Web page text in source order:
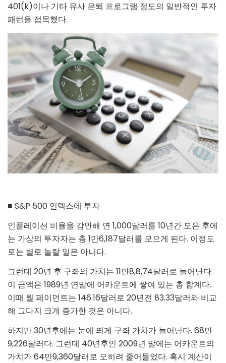
401(k)이나 기타 유사 은퇴 프로그램 정도의 일반적인 투자
패턴을 접목했다.
■ S&P 500 인덱스에 투자
인플레이션 비율을 감안해 연 1,000달러를 10년간 모은 후에
는 가상의 투자자는 총 1만6,187달러를 모으게 된다. 이정도
로는 별로 놀랄 일은 아니다.
그런데 20년 후 구좌의 가치는 11만8,8,74달러로 늘어난다.
이 금액은 1989년 연말에 어카운트에 쌓여 있는 총 합계다.
이때 월 페이먼트는 146.16달러로 20년전 83.33달러와 비교
해 그다지 크게 증가한 것은 아니다.
하지만 30년후에는 눈에 띄게 구좌 가치가 늘어난다. 68만
9,226달러다. 그런데 40년후인 2009년 말에는 어카운트의
가치가 64만9,360달러로 오히려 줄어들었다. 혹시 계산이